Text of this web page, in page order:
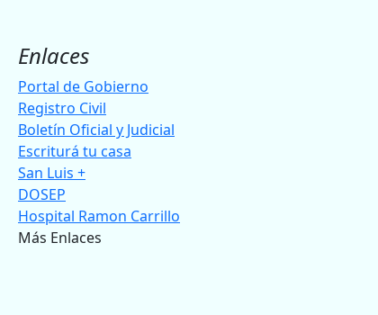
Enlaces
Portal de Gobierno
Registro Civil
Boletín Oficial y Judicial
Escriturá tu casa
San Luis +
DOSEP
Hospital Ramon Carrillo
Más Enlaces